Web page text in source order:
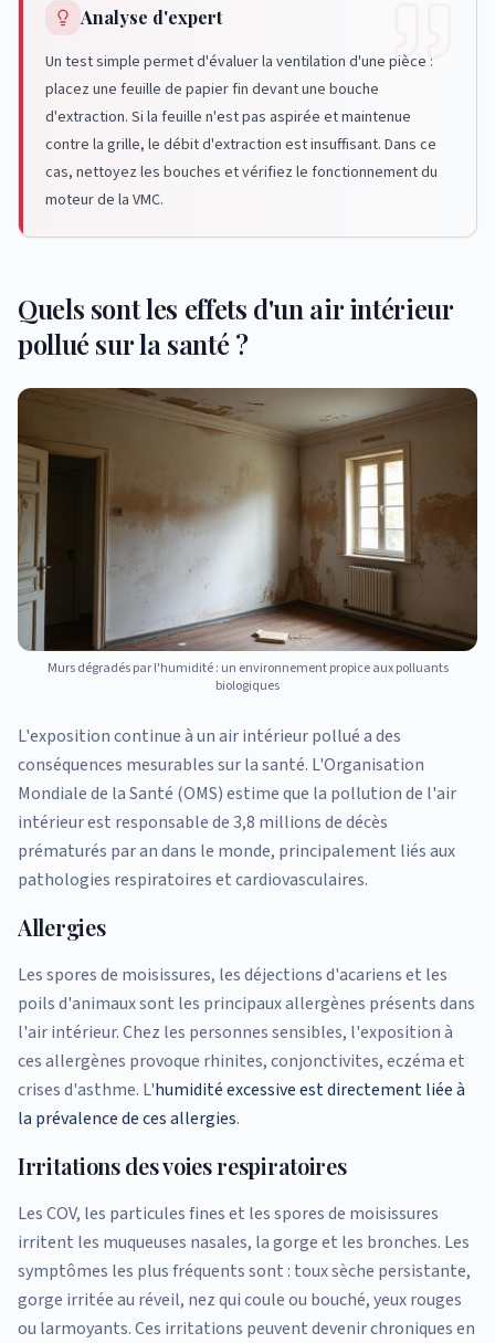
Analyse d'expert
Un test simple permet d'évaluer la ventilation d'une pièce :
placez une feuille de papier fin devant une bouche
d'extraction. Si la feuille n'est pas aspirée et maintenue
contre la grille, le débit d'extraction est insuffisant. Dans ce
cas, nettoyez les bouches et vérifiez le fonctionnement du
moteur de la VMC.
Quels sont les effets d'un air intérieur
pollué sur la santé ?
Murs dégradés par l'humidité : un environnement propice aux polluants
biologiques
L'exposition continue à un air intérieur pollué a des
conséquences mesurables sur la santé. L'Organisation
Mondiale de la Santé (OMS) estime que la pollution de l'air
intérieur est responsable de 3,8 millions de décès
prématurés par an dans le monde, principalement liés aux
pathologies respiratoires et cardiovasculaires.
Allergies
Les spores de moisissures, les déjections d'acariens et les
poils d'animaux sont les principaux allergènes présents dans
l'air intérieur. Chez les personnes sensibles, l'exposition à
ces allergènes provoque rhinites, conjonctivites, eczéma et
crises d'asthme. L'humidité excessive est directement liée à
la prévalence de ces allergies.
Irritations des voies respiratoires
Les COV, les particules fines et les spores de moisissures
irritent les muqueuses nasales, la gorge et les bronches. Les
symptômes les plus fréquents sont : toux sèche persistante,
gorge irritée au réveil, nez qui coule ou bouché, yeux rouges
ou larmoyants. Ces irritations peuvent devenir chroniques en